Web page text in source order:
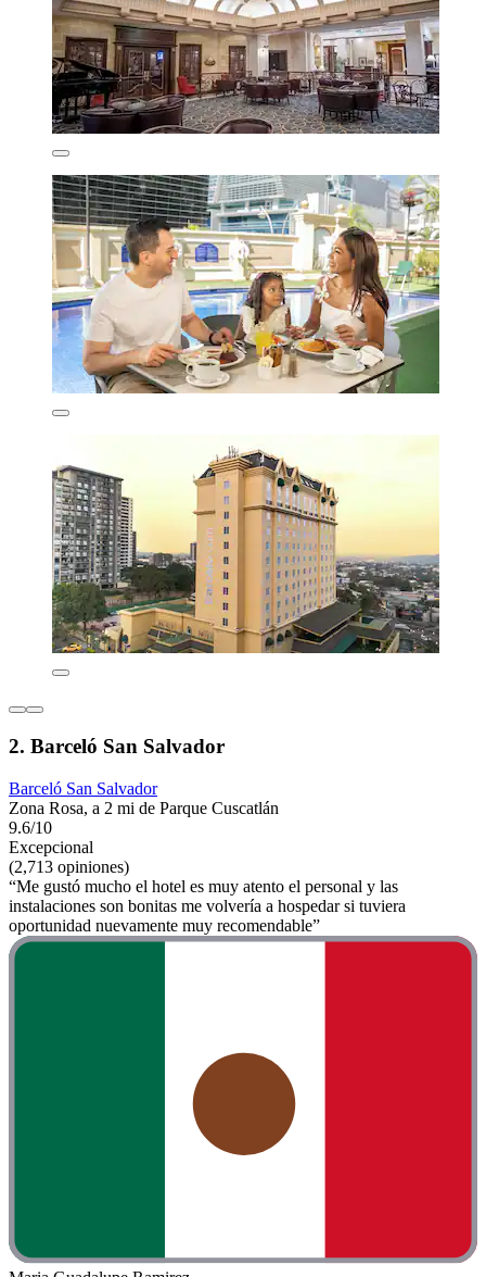
2. Barceló San Salvador
Barceló San Salvador
Zona Rosa, a 2 mi de Parque Cuscatlán
9.6/10
Excepcional
(2,713 opiniones)
“Me gustó mucho el hotel es muy atento el personal y las
instalaciones son bonitas me volvería a hospedar si tuviera
oportunidad nuevamente muy recomendable”